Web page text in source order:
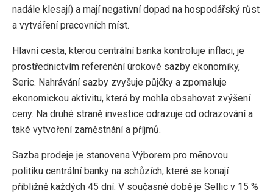
nadále klesají) a mají negativní dopad na hospodářský růst
a vytváření pracovních míst.
Hlavní cesta, kterou centrální banka kontroluje inflaci, je
prostřednictvím referenční úrokové sazby ekonomiky,
Seric. Nahrávání sazby zvyšuje půjčky a zpomaluje
ekonomickou aktivitu, která by mohla obsahovat zvýšení
ceny. Na druhé straně investice odrazuje od odrazování a
také vytvoření zaměstnání a příjmů.
Sazba prodeje je stanovena Výborem pro měnovou
politiku centrální banky na schůzích, které se konají
přibližně každých 45 dní. V současné době je Sellic v 15 %